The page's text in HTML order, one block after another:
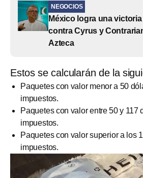
NEGOCIOS
México logra una
contra Cyrus y
Azteca
Estos se calcularán de la
Paquetes con valor menor a 50
impuestos.
Paquetes con valor entre 50 y 117
impuestos.
Paquetes con valor superior a los
impuestos.